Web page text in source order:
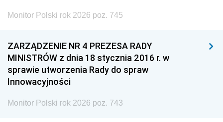
Monitor Polski rok 2026 poz. 745
ZARZĄDZENIE NR 4 PREZESA RADY
MINISTRÓW z dnia 18 stycznia 2016 r. w
sprawie utworzenia Rady do spraw
Innowacyjności
Monitor Polski rok 2026 poz. 743